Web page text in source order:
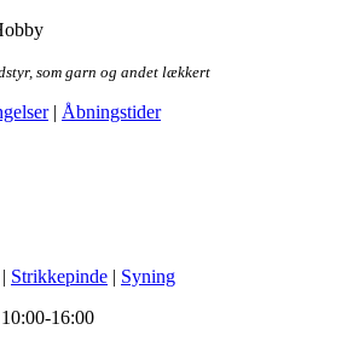
som garn og andet lækkert
| Åbningstider
| Strikkepinde | Syning
16:00